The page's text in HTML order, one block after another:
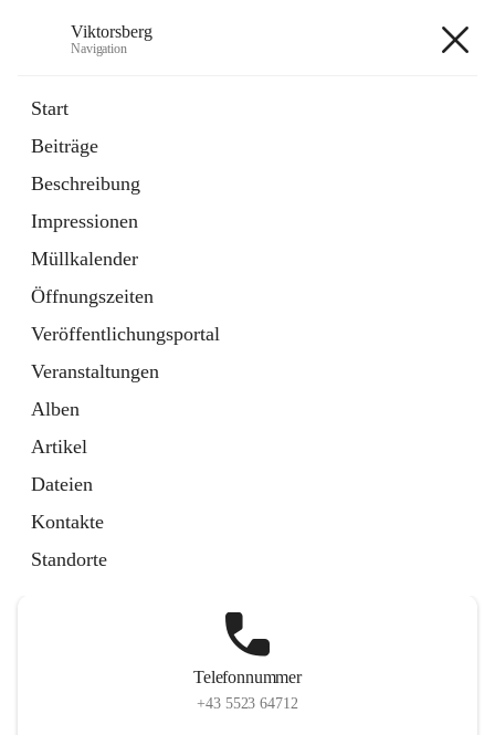
Viktorsberg
Navigation
Start
Beiträge
Beschreibung
Impressionen
Müllkalender
Öffnungszeiten
Veröffentlichungsportal
Veranstaltungen
Alben
Artikel
Dateien
Kontakte
Standorte
1 Schnellzugriff
Bürgerservice
10 Schnellzugriffe
Telefonnummer
+43 5523 64712